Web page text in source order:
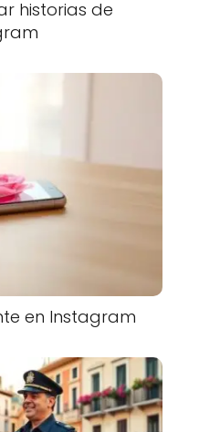
historias de
en Instagram